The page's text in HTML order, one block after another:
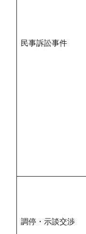
民事訴訟事件
調停・示談交渉